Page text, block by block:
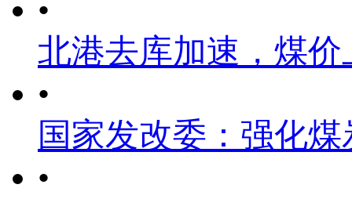
•
北港去库加速，煤
•
国家发改委：强化
•